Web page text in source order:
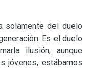
solamente del duelo
Es el duelo
ilusión, aunque
jóvenes, estábamos